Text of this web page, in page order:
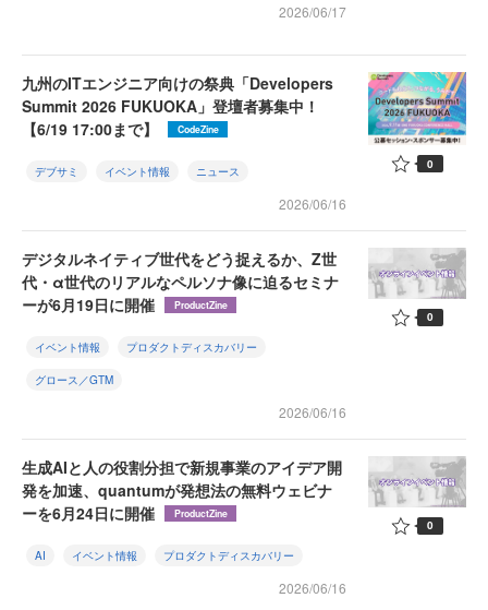
2026/06/17
九州のITエンジニア向けの祭典「Developers
Summit 2026 FUKUOKA」登壇者募集中！
【6/19 17:00まで】
CodeZine
デブサミ イベント情報 ニュース
2026/06/16
0
デジタルネイティブ世代をどう捉えるか、Z世
代・α世代のリアルなペルソナ像に迫るセミナ
ーが6月19日に開催
ProductZine
イベント情報 プロダクトディスカバリー
グロース／GTM
2026/06/16
0
生成AIと人の役割分担で新規事業のアイデア開
発を加速、quantumが発想法の無料ウェビナ
ーを6月24日に開催
ProductZine
AI イベント情報 プロダクトディスカバリー
2026/06/16
0